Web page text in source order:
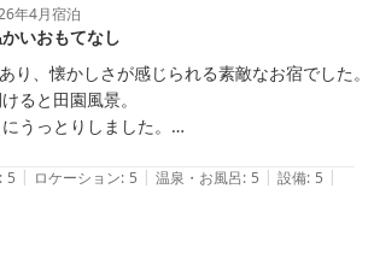
年4月宿泊
いおもてなし
り、懐かしさが感じられる素敵なお宿でした。
ると田園風景。
うっとりしました。
人はお忙しい中、足のない私を気遣い、希望を
った場所を経由してそのあとに駅まで送ってく
たかなお人柄に、ただただ感謝の気持ちでいっ
: 5 | ロケーション: 5 | 温泉・お風呂: 5 | 設備: 5 |